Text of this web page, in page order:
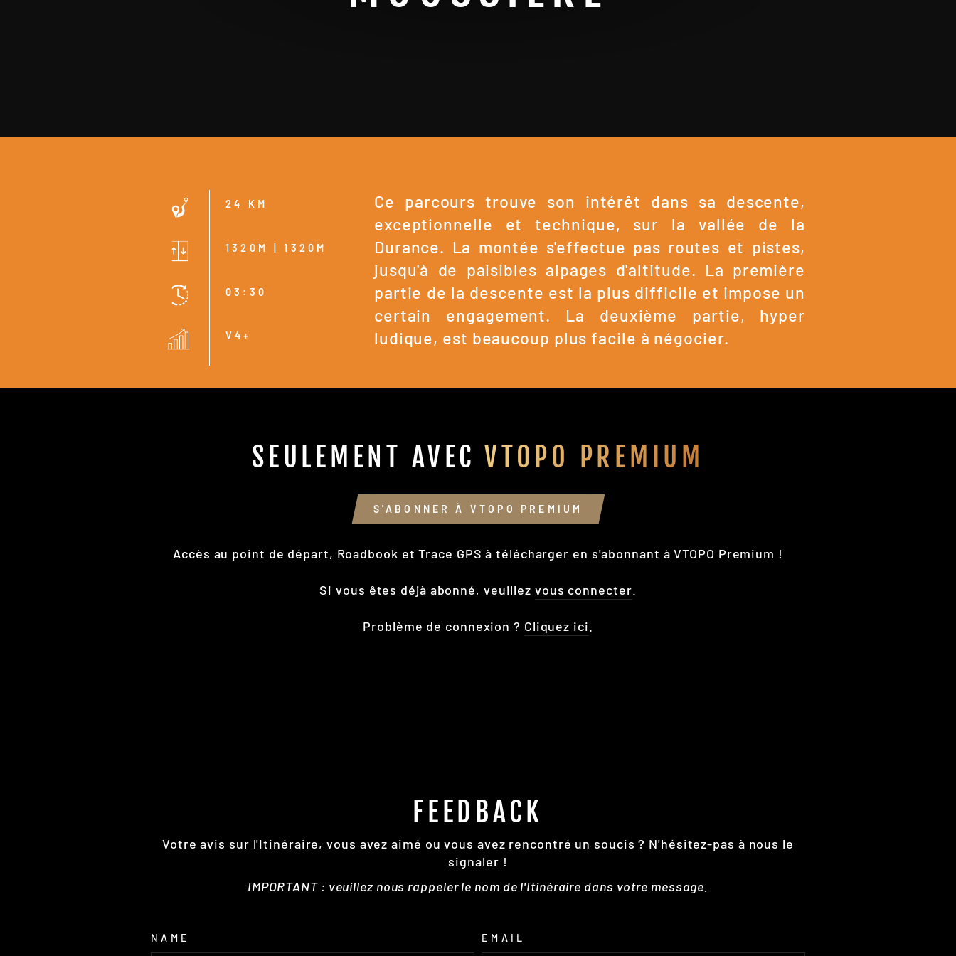
24 KM
1320M | 1320M
03:30
V4+
Ce parcours trouve son intérêt dans sa descente,
exceptionnelle et technique, sur la vallée de la
Durance. La montée s'effectue pas routes et pistes,
jusqu'à de paisibles alpages d'altitude. La première
partie de la descente est la plus difficile et impose un
certain engagement. La deuxième partie, hyper
ludique, est beaucoup plus facile à négocier.
SEULEMENT AVECVTOPO PREMIUM
S'ABONNER À VTOPO PREMIUM
Accès au point de départ, Roadbook et Trace GPS à télécharger en s'abonnant àVTOPO Premium !
Si vous êtes déjà abonné, veuillez vous connecter.
Problème de connexion ? Cliquez ici.
FEEDBACK
Votre avis sur l'Itinéraire, vous avez aimé ou vous avez rencontré un soucis ? N'hésitez-pas à nous le
signaler !
IMPORTANT : veuillez nous rappeler le nom de l'Itinéraire dans votre message.
NAME EMAIL